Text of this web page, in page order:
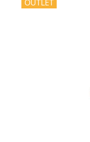
OUTLET